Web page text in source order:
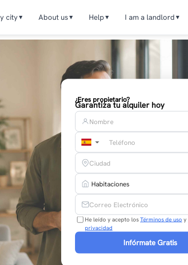
city▼ About us▼ Help▼ I am a landlord▼
¿Eres propietario?
Garantiza tu alquiler hoy
▼
He leído y acepto los Términos de uso y
privacidad
Infórmate Gratis